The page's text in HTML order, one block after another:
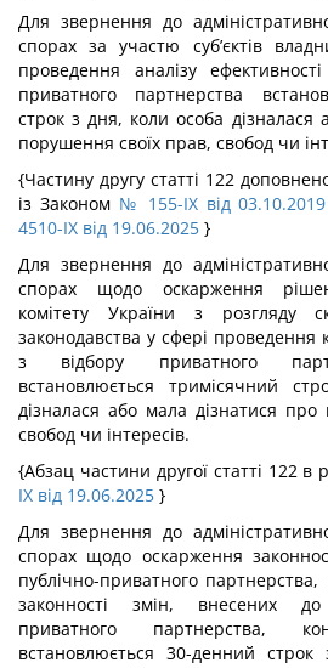
Для звернення до
спорах за участю суб’єктів
проведення аналізу
приватного партнерства
строк з дня, коли особа дізналася
порушення своїх прав, свобод чи
{Частину другу статті 122
із Законом № 155-IX від 03.10.2019
4510-IX від 19.06.2025 }
Для звернення до
спорах щодо оскарження
комітету України з розгляду
законодавства у сфері проведення
з відбору приватного
встановлюється тримісячний
дізналася або мала дізнатися
свобод чи інтересів.
{Абзац частини другої статті 122 в
IX від 19.06.2025 }
Для звернення до
спорах щодо оскарження
публічно-приватного партнерства,
законності змін, внесених
приватного партнерства,
встановлюється 30-денний